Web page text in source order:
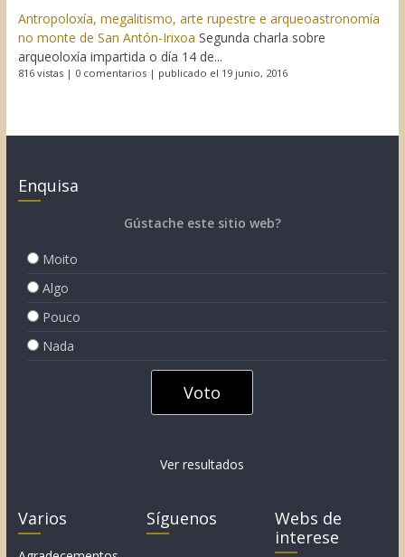
Antropoloxía, megalitismo, arte rupestre e arqueoastronomía
no monte de San Antón-Irixoa Segunda charla sobre
arqueoloxía impartida o día 14 de...
816 vistas| 0 comentarios| publicado el 19 junio, 2016
Enquisa
Gústache este sitio web?
Moito
Algo
Pouco
Nada
Ver resultados
Varios Síguenos
Webs de
interese